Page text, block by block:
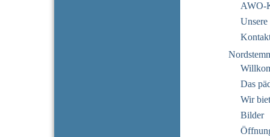
AWO-
Unsere
Das
Wir
Bilder